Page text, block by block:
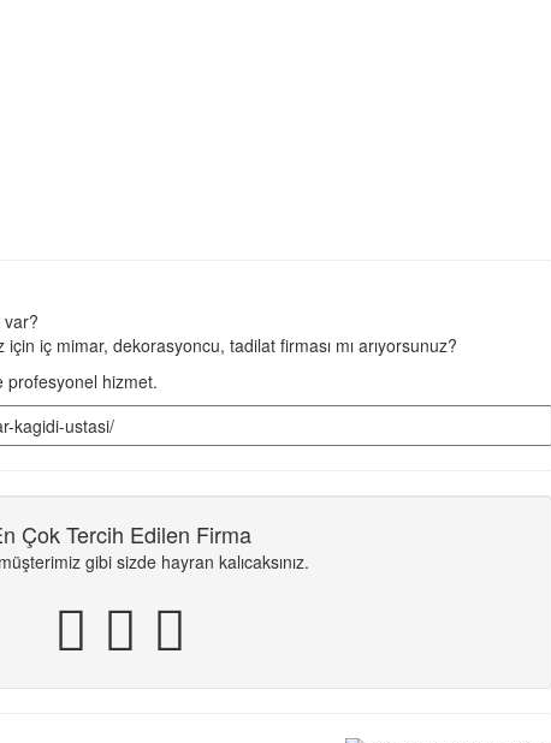
var?
iç mimar, dekorasyoncu, tadilat firması mı arıyorsunuz?
profesyonel hizmet.
Çok Tercih Edilen Firma
gibi sizde hayran kalıcaksınız.